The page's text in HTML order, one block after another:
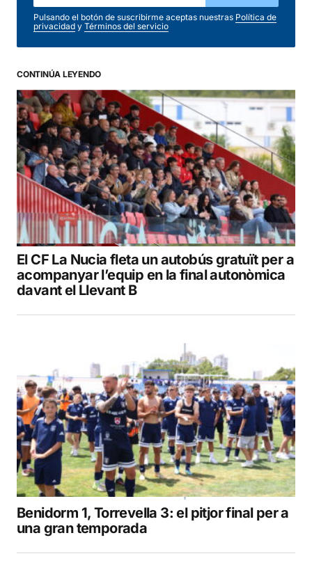
Pulsando el botón de suscribirme aceptas nuestras Política de
privacidad y Términos del servicio
CONTINÚA LEYENDO
El CF La Nucia fleta un autobús gratuït per a
acompanyar l’equip en la final autonòmica
davant el Llevant B
Benidorm 1, Torrevella 3: el pitjor final per a
una gran temporada